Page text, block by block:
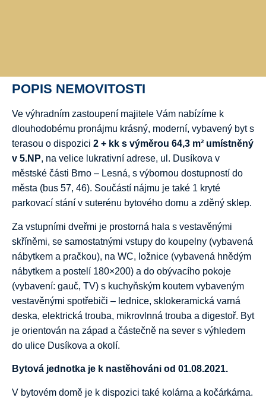
POPIS NEMOVITOSTI
Ve výhradním zastoupení majitele Vám nabízíme k
dlouhodobému pronájmu krásný, moderní, vybavený byt s
terasou o dispozici 2 + kk s výměrou 64,3 m² umístněný
v 5.NP, na velice lukrativní adrese, ul. Dusíkova v
městské části Brno – Lesná, s výbornou dostupností do
města (bus 57, 46). Součástí nájmu je také 1 kryté
parkovací stání v suterénu bytového domu a zděný sklep.
Za vstupními dveřmi je prostorná hala s vestavěnými
skříněmi, se samostatnými vstupy do koupelny (vybavená
nábytkem a pračkou), na WC, ložnice (vybavená hnědým
nábytkem a postelí 180×200) a do obývacího pokoje
(vybavení: gauč, TV) s kuchyňským koutem vybaveným
vestavěnými spotřebiči – lednice, sklokeramická varná
deska, elektrická trouba, mikrovlnná trouba a digestoř. Byt
je orientován na západ a částečně na sever s výhledem
do ulice Dusíkova a okolí.
Bytová jednotka je k nastěhováni od 01.08.2021.
V bytovém domě je k dispozici také kolárna a kočárkárna.